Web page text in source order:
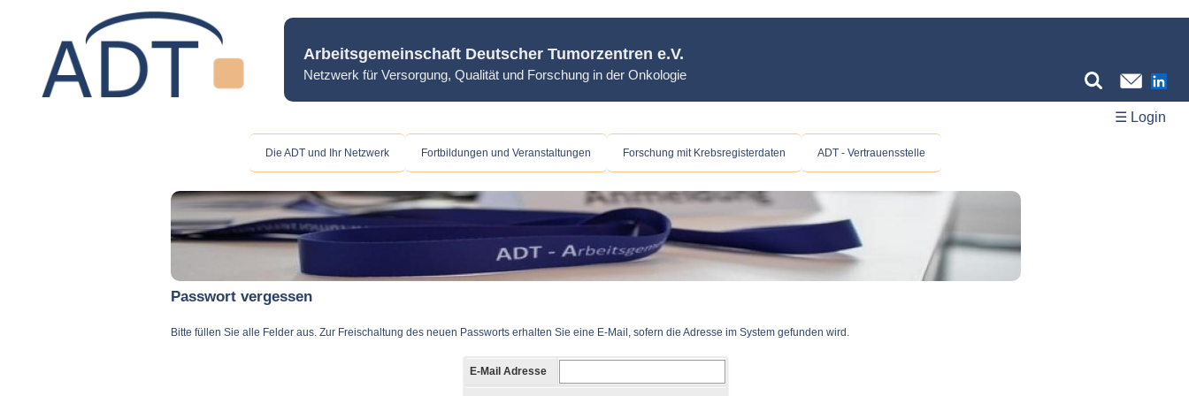
Arbeitsgemeinschaft Deutscher Tumorzentren e.V.
Netzwerk für Versorgung, Qualität und Forschung in der Onkologie
☰ Login
Die ADT und Ihr Netzwerk Fortbildungen und Veranstaltungen Forschung mit Krebsregisterdaten ADT - Vertrauensstelle
Passwort vergessen
Bitte füllen Sie alle Felder aus. Zur Freischaltung des neuen Passworts erhalten Sie eine E-Mail, sofern die Adresse im System gefunden wird.
E-Mail Adresse